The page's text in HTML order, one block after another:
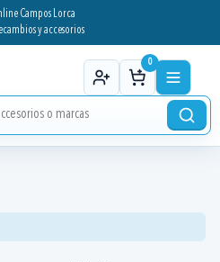
Campos Lorca
y accesorios
0